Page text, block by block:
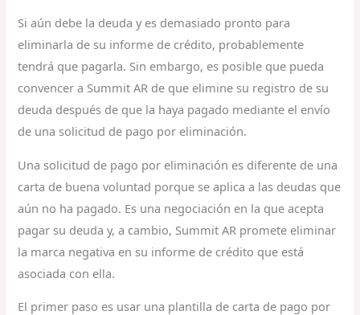
Si aún debe la deuda y es demasiado pronto para
eliminarla de su informe de crédito, probablemente
tendrá que pagarla. Sin embargo, es posible que pueda
convencer a Summit AR de que elimine su registro de su
deuda después de que la haya pagado mediante el envío
de una solicitud de pago por eliminación.
Una solicitud de pago por eliminación es diferente de una
carta de buena voluntad porque se aplica a las deudas que
aún no ha pagado. Es una negociación en la que acepta
pagar su deuda y, a cambio, Summit AR promete eliminar
la marca negativa en su informe de crédito que está
asociada con ella.
El primer paso es usar una plantilla de carta de pago por